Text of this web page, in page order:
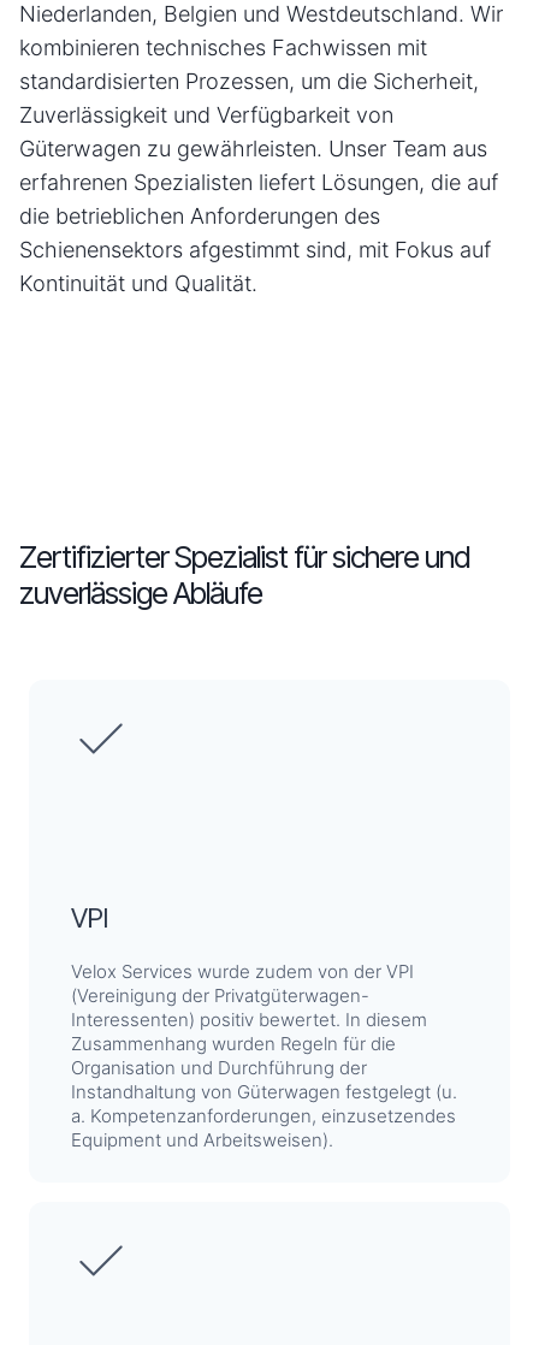
Niederlanden, Belgien und Westdeutschland. Wir
kombinieren technisches Fachwissen mit
standardisierten Prozessen, um die Sicherheit,
Zuverlässigkeit und Verfügbarkeit von
Güterwagen zu gewährleisten. Unser Team aus
erfahrenen Spezialisten liefert Lösungen, die auf
die betrieblichen Anforderungen des
Schienensektors afgestimmt sind, mit Fokus auf
Kontinuität und Qualität.
Zertifizierter Spezialist für sichere und
zuverlässige Abläufe
VPI
Velox Services wurde zudem von der VPI
(Vereinigung der Privatgüterwagen-
Interessenten) positiv bewertet. In diesem
Zusammenhang wurden Regeln für die
Organisation und Durchführung der
Instandhaltung von Güterwagen festgelegt (u.
a. Kompetenzanforderungen, einzusetzendes
Equipment und Arbeitsweisen).